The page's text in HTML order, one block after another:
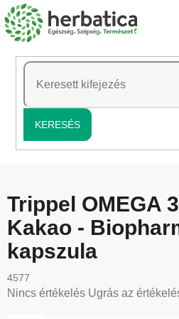
Ugrás
a
tartalomhoz
KERESÉS
Trippel OMEGA
Kakao -
kapszula
4577
A
Nincs értékelés Ugrás az